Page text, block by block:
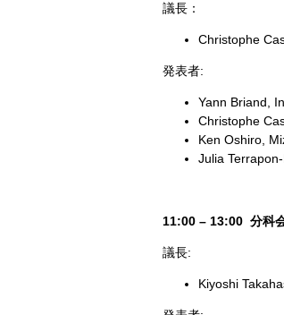
議長：
Christophe
発表者:
Yann Briand,
Christophe
Ken Oshiro,
Julia
11:00 – 13:00 分科
議長:
Kiyoshi